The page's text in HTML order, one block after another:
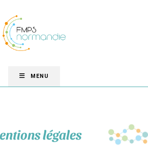
MENU
légales